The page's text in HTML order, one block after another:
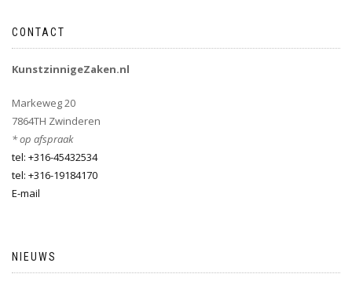
CONTACT
KunstzinnigeZaken.nl
Markeweg 20
7864TH Zwinderen
* op afspraak
tel: +316-45432534
tel: +316-19184170
E-mail
NIEUWS